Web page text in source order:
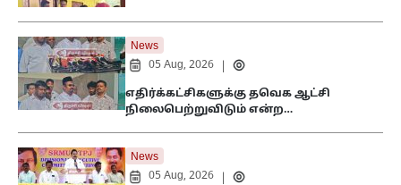
News
05 Aug, 2026
எதிர்க்கட்சிகளுக்கு தவெக ஆட்சி
நிலைபெற்றுவிடும் என்ற…
News
05 Aug, 2026